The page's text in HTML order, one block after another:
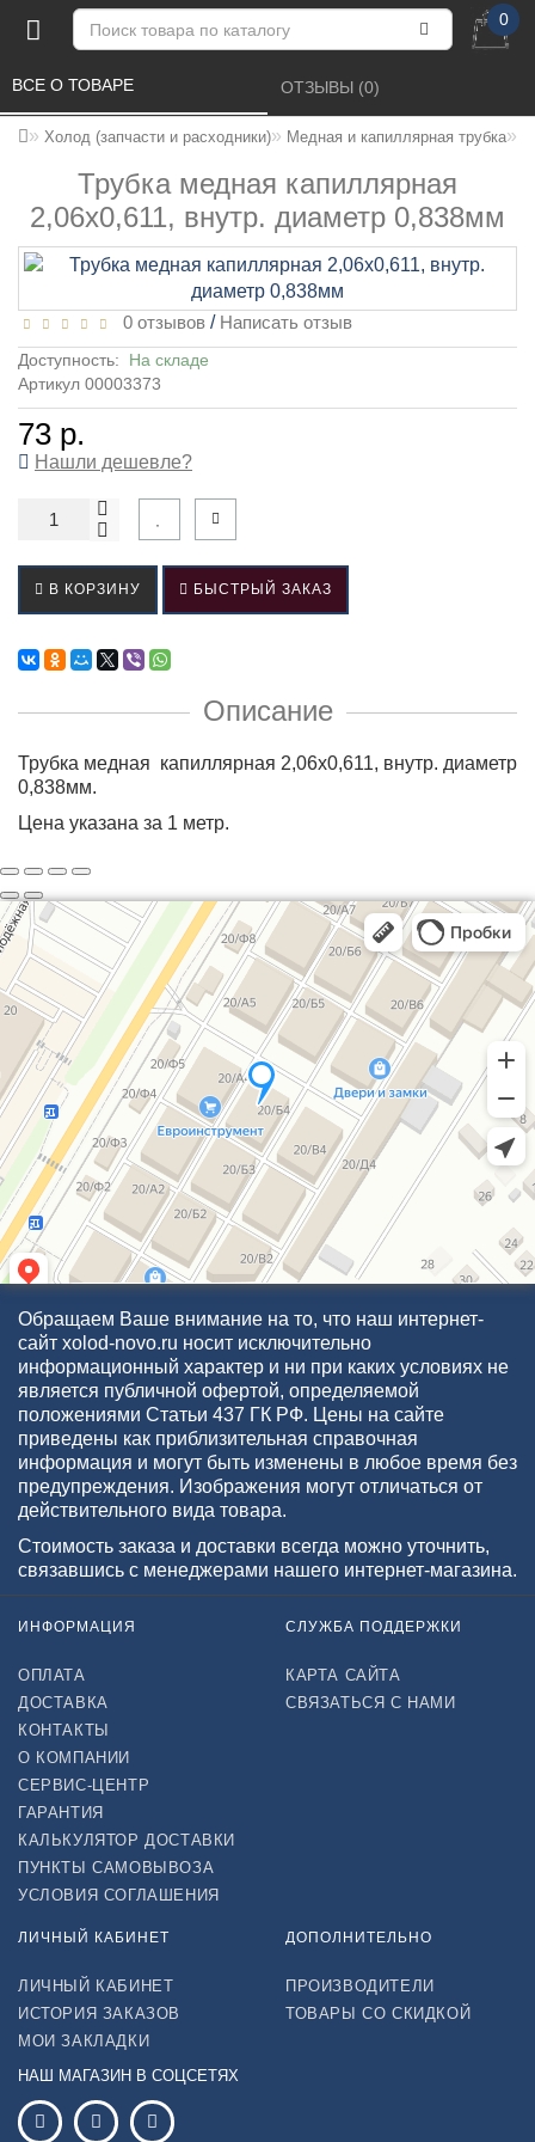
0
Холод (запчасти и расходники) Медная и капиллярная трубка
Трубка медная капиллярная
2,06х0,611, внутр. диаметр 0,838мм
ВСЕ О ТОВАРЕ ОТЗЫВЫ (0)
0 отзывов / Написать отзыв
Доступность: На складе
Артикул 00003373
73 р.
Нашли дешевле?
В КОРЗИНУ БЫСТРЫЙ ЗАКАЗ
Описание
Трубка медная капиллярная 2,06х0,611, внутр. диаметр
0,838мм.
Цена указана за 1 метр.
Обращаем Ваше внимание на то, что наш интернет-
сайт xolod-novo.ru носит исключительно
информационный характер и ни при каких условиях не
является публичной офертой, определяемой
положениями Статьи 437 ГК РФ. Цены на сайте
приведены как приблизительная справочная
информация и могут быть изменены в любое время без
предупреждения. Изображения могут отличаться от
действительного вида товара.
Стоимость заказа и доставки всегда можно уточнить,
связавшись с менеджерами нашего интернет-магазина.
ИНФОРМАЦИЯ
ОПЛАТА
ДОСТАВКА
КОНТАКТЫ
О КОМПАНИИ
СЕРВИС-ЦЕНТР
ГАРАНТИЯ
КАЛЬКУЛЯТОР ДОСТАВКИ
ПУНКТЫ САМОВЫВОЗА
УСЛОВИЯ СОГЛАШЕНИЯ
СЛУЖБА ПОДДЕРЖКИ
КАРТА САЙТА
СВЯЗАТЬСЯ С НАМИ
ЛИЧНЫЙ КАБИНЕТ
ЛИЧНЫЙ КАБИНЕТ
ИСТОРИЯ ЗАКАЗОВ
МОИ ЗАКЛАДКИ
ДОПОЛНИТЕЛЬНО
ПРОИЗВОДИТЕЛИ
ТОВАРЫ СО СКИДКОЙ
НАШ МАГАЗИН В СОЦСЕТЯХ